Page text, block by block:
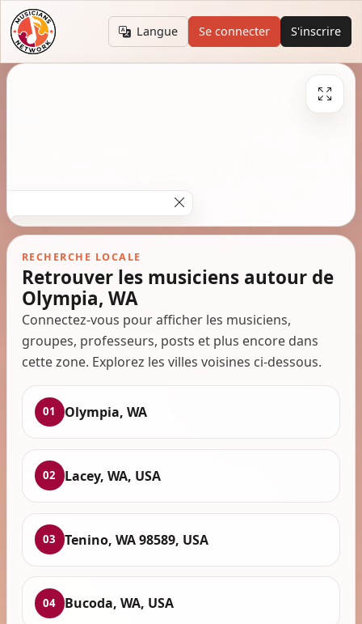
Langue Se connecter S'inscrire
RECHERCHE LOCALE
Retrouver les musiciens autour de
Olympia, WA
Connectez-vous pour afficher les musiciens,
groupes, professeurs, posts et plus encore dans
cette zone. Explorez les villes voisines ci-dessous.
01 Olympia, WA
02 Lacey, WA, USA
03 Tenino, WA 98589, USA
04 Bucoda, WA, USA